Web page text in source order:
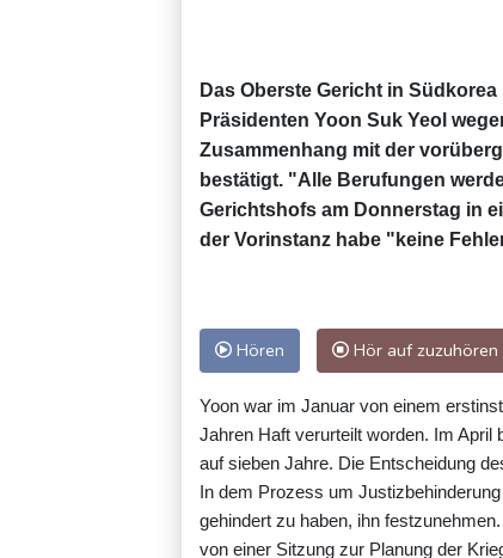
Das Oberste Gericht in
Präsidenten Yoon Suk Yeol
Zusammenhang mit der
bestätigt. "Alle Berufungen
Gerichtshofs am Donnerstag in
der Vorinstanz habe "keine
Hören Hör auf zuzuhören
Yoon war im Januar von einem
Jahren Haft verurteilt worden. Im April
auf sieben Jahre. Die Entscheidung
In dem Prozess um
gehindert zu haben, ihn
von einer Sitzung zur Planung der